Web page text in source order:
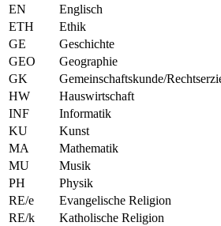
EN
Englisch
ETH
Ethik
GE
Geschichte
GEO
Geographie
GK
Gemeinschaftskunde/
HW
Hauswirtschaft
INF
Informatik
KU
Kunst
MA
Mathematik
MU
Musik
PH
Physik
RE/e
Evangelische Religion
RE/k
Katholische Religion